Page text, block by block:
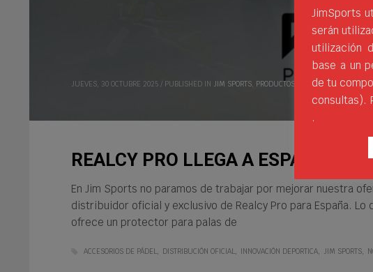
JUEVES, 30 OCTUBRE 2025 / PUBLISHED IN JIM SPORTS, PRODUCTOS
REALCY PRO LLEGA A ESPAÑA DE
En Jim Sports no paramos de trabajar por mejorar nuestra
distribuidor oficial y exclusivo de Realcy Pro para España.
ofrece un protector para palas de
ACCESORIOS DE PÁDEL DISTRIBUCIÓN OFICIAL INNOVACIÓN DEPORTICA JIM SPORTS
JimSports
serán
utilización
base a un
de tu
consultas).
.